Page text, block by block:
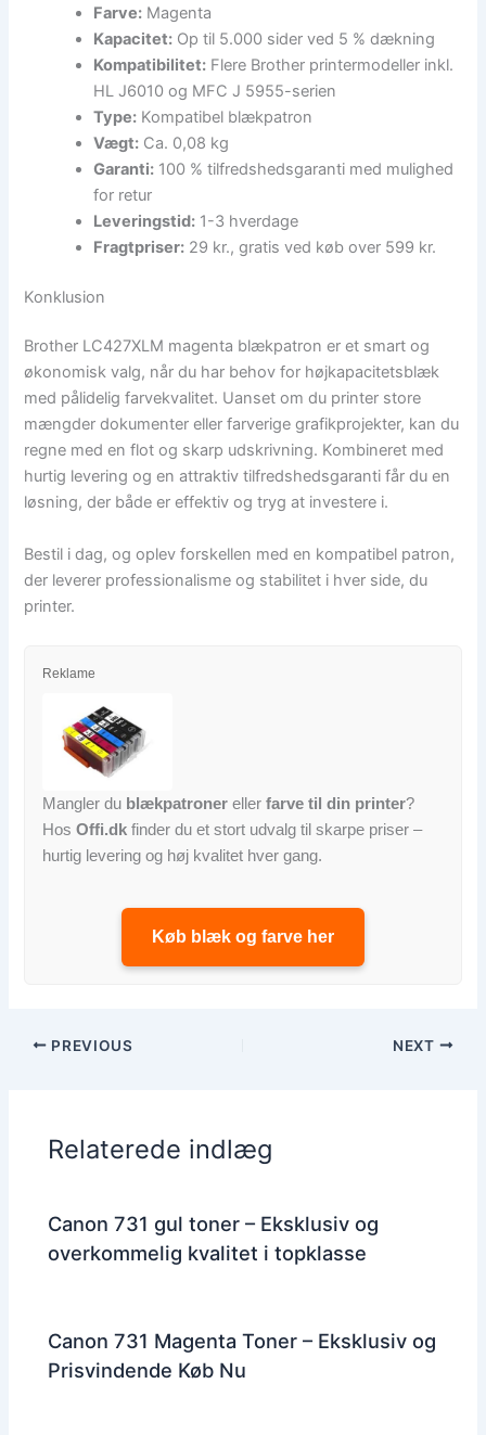
Farve: Magenta
Kapacitet: Op til 5.000 sider ved 5 % dækning
Kompatibilitet: Flere Brother printermodeller inkl.
HL J6010 og MFC J 5955-serien
Type: Kompatibel blækpatron
Vægt: Ca. 0,08 kg
Garanti: 100 % tilfredshedsgaranti med mulighed
for retur
Leveringstid: 1-3 hverdage
Fragtpriser: 29 kr., gratis ved køb over 599 kr.
Konklusion
Brother LC427XLM magenta blækpatron er et smart og
økonomisk valg, når du har behov for højkapacitetsblæk
med pålidelig farvekvalitet. Uanset om du printer store
mængder dokumenter eller farverige grafikprojekter, kan du
regne med en flot og skarp udskrivning. Kombineret med
hurtig levering og en attraktiv tilfredshedsgaranti får du en
løsning, der både er effektiv og tryg at investere i.
Bestil i dag, og oplev forskellen med en kompatibel patron,
der leverer professionalisme og stabilitet i hver side, du
printer.
Reklame
Mangler du blækpatroner ellerfarve til din printer?
HosOffi.dk finder du et stort udvalg til skarpe priser –
hurtig levering og høj kvalitet hver gang.
Køb blæk og farve her
PREVIOUS NEXT
Relaterede indlæg
Canon 731 gul toner – Eksklusiv og
overkommelig kvalitet i topklasse
Canon 731 Magenta Toner – Eksklusiv og
Prisvindende Køb Nu